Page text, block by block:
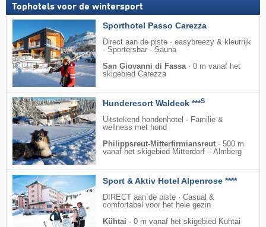
Tophotels voor de wintersport
Sporthotel Passo Carezza
Direct aan de piste · easybreezy & kleurrijk
· Sportersbar · Sauna
San Giovanni di Fassa· 0 m vanaf het
skigebied Carezza
Hunderesort Waldeck ***S
Uitstekend hondenhotel · Familie &
wellness met hond
Philippsreut-Mitterfirmiansreut · 500 m
vanaf het skigebied Mitterdorf – Almberg
Sport & Aktiv Hotel Alpenrose ****
DIRECT aan de piste · Casual &
comfortabel voor het hele gezin
Kühtai · 0 m vanaf het skigebied Kühtai